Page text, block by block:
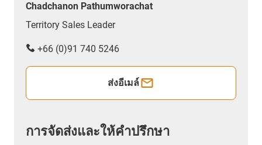
Chadchanon Pathumworachat
Territory Sales Leader
+66 (0)91 740 5246
ส่งอีเมล์
การจัดส่งและให้คำปรึกษา